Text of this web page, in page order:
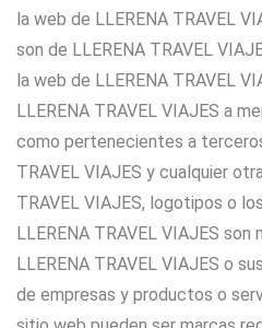
la web de LLERENA TRAVEL
son de LLERENA TRAVEL
la web de LLERENA TRAVEL
LLERENA TRAVEL VIAJES a
como pertenecientes a
TRAVEL VIAJES y cualquier
TRAVEL VIAJES, logotipos o
LLERENA TRAVEL VIAJES
LLERENA TRAVEL VIAJES o
de empresas y productos o